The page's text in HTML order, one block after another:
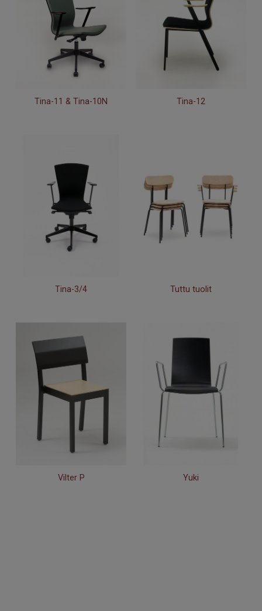
Tina-11 & Tina-10N Tina-12
Tina-3/4 Tuttu tuolit
Vilter P Yuki